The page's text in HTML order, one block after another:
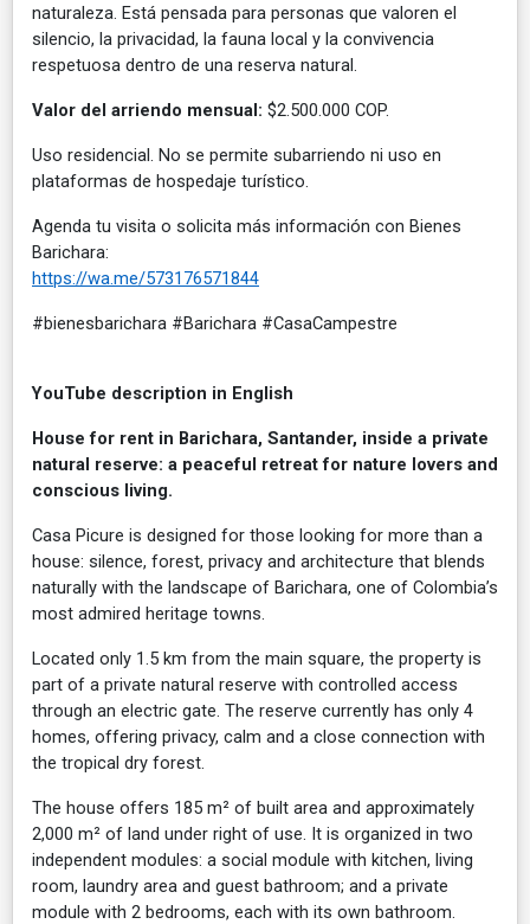
naturaleza. Está pensada para personas que valoren el
silencio, la privacidad, la fauna local y la convivencia
respetuosa dentro de una reserva natural.
Valor del arriendo mensual: $2.500.000 COP.
Uso residencial. No se permite subarriendo ni uso en
plataformas de hospedaje turístico.
Agenda tu visita o solicita más información con Bienes
Barichara:
https://wa.me/573176571844
#bienesbarichara #Barichara #CasaCampestre
YouTube description in English
House for rent in Barichara, Santander, inside a private
natural reserve: a peaceful retreat for nature lovers and
conscious living.
Casa Picure is designed for those looking for more than a
house: silence, forest, privacy and architecture that blends
naturally with the landscape of Barichara, one of Colombia’s
most admired heritage towns.
Located only 1.5 km from the main square, the property is
part of a private natural reserve with controlled access
through an electric gate. The reserve currently has only 4
homes, offering privacy, calm and a close connection with
the tropical dry forest.
The house offers 185 m² of built area and approximately
2,000 m² of land under right of use. It is organized in two
independent modules: a social module with kitchen, living
room, laundry area and guest bathroom; and a private
module with 2 bedrooms, each with its own bathroom.